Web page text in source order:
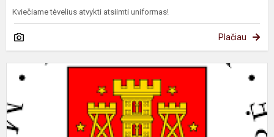
Kviečiame tėvelius atvykti atsiimti uniformas!
Plačiau